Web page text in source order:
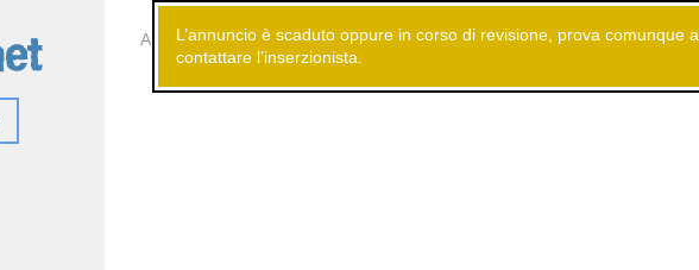
Annunci gratuiti Offerte di Lavoro Lavori da casa - Telelavoro
L’annuncio è scaduto oppure in corso di revisione, prova comunque a
contattare l’inserzionista.